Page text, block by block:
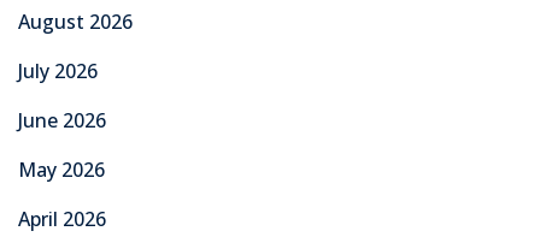
August 2026
July 2026
June 2026
May 2026
April 2026